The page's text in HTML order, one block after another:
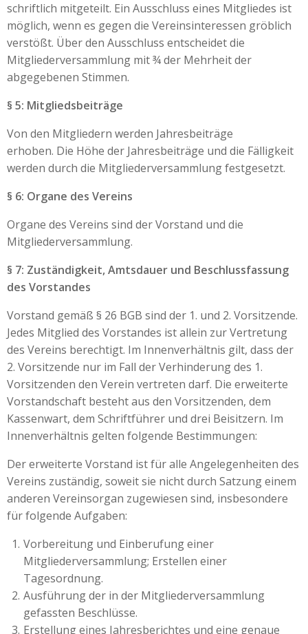
schriftlich mitgeteilt. Ein Ausschluss eines Mitgliedes ist
möglich, wenn es gegen die Vereinsinteressen gröblich
verstößt. Über den Ausschluss entscheidet die
Mitgliederversammlung mit ¾ der Mehrheit der
abgegebenen Stimmen.
§ 5: Mitgliedsbeiträge
Von den Mitgliedern werden Jahresbeiträge
erhoben. Die Höhe der Jahresbeiträge und die Fälligkeit
werden durch die Mitgliederversammlung festgesetzt.
§ 6: Organe des Vereins
Organe des Vereins sind der Vorstand und die
Mitgliederversammlung.
§ 7: Zuständigkeit, Amtsdauer und Beschlussfassung
des Vorstandes
Vorstand gemäß § 26 BGB sind der 1. und 2. Vorsitzende.
Jedes Mitglied des Vorstandes ist allein zur Vertretung
des Vereins berechtigt. Im Innenverhältnis gilt, dass der
2. Vorsitzende nur im Fall der Verhinderung des 1.
Vorsitzenden den Verein vertreten darf. Die erweiterte
Vorstandschaft besteht aus den Vorsitzenden, dem
Kassenwart, dem Schriftführer und drei Beisitzern. Im
Innenverhältnis gelten folgende Bestimmungen:
Der erweiterte Vorstand ist für alle Angelegenheiten des
Vereins zuständig, soweit sie nicht durch Satzung einem
anderen Vereinsorgan zugewiesen sind, insbesondere
für folgende Aufgaben:
Vorbereitung und Einberufung einer
Mitgliederversammlung; Erstellen einer
Tagesordnung.
Ausführung der in der Mitgliederversammlung
gefassten Beschlüsse.
Erstellung eines Jahresberichtes und eine genaue